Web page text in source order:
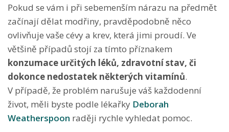
Pokud se vám i při sebemenším nárazu na předmět
začínají dělat modřiny, pravděpodobně něco
ovlivňuje vaše cévy a krev, která jimi proudí. Ve
většině případů stojí za tímto příznakem
konzumace určitých léků, zdravotní stav, či
dokonce nedostatek některých vitamínů.
V případě, že problém narušuje váš každodenní
život, měli byste podle lékařky Deborah
Weatherspoon raději rychle vyhledat pomoc.